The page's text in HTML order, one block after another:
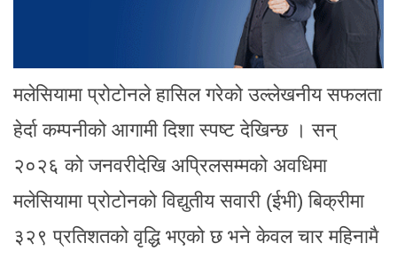
मलेसियामा प्रोटोनले हासिल गरेको उल्लेखनीय सफलता
हेर्दा कम्पनीको आगामी दिशा स्पष्ट देखिन्छ । सन्
२०२६ को जनवरीदेखि अप्रिलसम्मको अवधिमा
मलेसियामा प्रोटोनको विद्युतीय सवारी (ईभी) बिक्रीमा
३२९ प्रतिशतको वृद्धि भएको छ भने केवल चार महिनामै